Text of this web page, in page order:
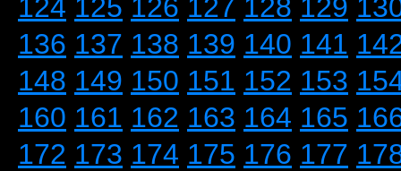
124 125 126 127 128 129
136 137 138 139 140 141
148 149 150 151 152 153
160 161 162 163 164 165
172 173 174 175 176 177